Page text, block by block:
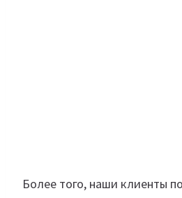
Более того, наши клиенты